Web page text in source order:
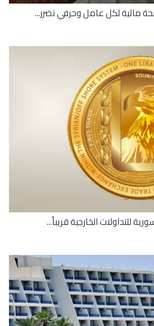
لكل عامل وحرفي تضرر...
الخارجية قريباً...